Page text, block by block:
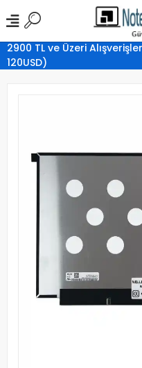
2900 TL ve Üzeri
120USD)